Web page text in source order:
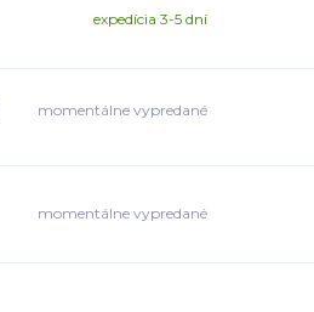
expedícia 3-5 dní
momentálne vypredané
momentálne vypredané